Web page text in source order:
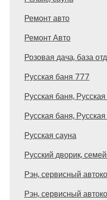
Ремонт авто
Ремонт Авто
Розовая дача, база
Русская баня 777
Русская баня,
Русская баня,
Русская сауна
Русский дворик,
Рэн, сервисный
Рэн, сервисный